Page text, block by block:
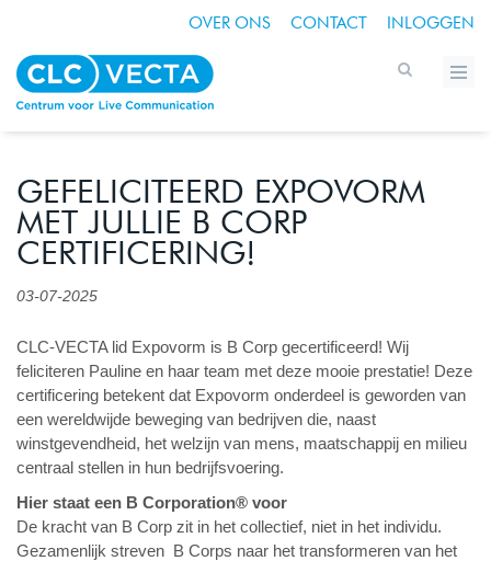
OVER ONS CONTACT INLOGGEN
GEFELICITEERD EXPOVORM
MET JULLIE B CORP
CERTIFICERING!
03-07-2025
CLC-VECTA lid Expovorm is B Corp gecertificeerd! Wij
feliciteren Pauline en haar team met deze mooie prestatie! Deze
certificering betekent dat Expovorm onderdeel is geworden van
een wereldwijde beweging van bedrijven die, naast
winstgevendheid, het welzijn van mens, maatschappij en milieu
centraal stellen in hun bedrijfsvoering.
Hier staat een B Corporation® voor
De kracht van B Corp zit in het collectief, niet in het individu.
Gezamenlijk streven B Corps naar het transformeren van het